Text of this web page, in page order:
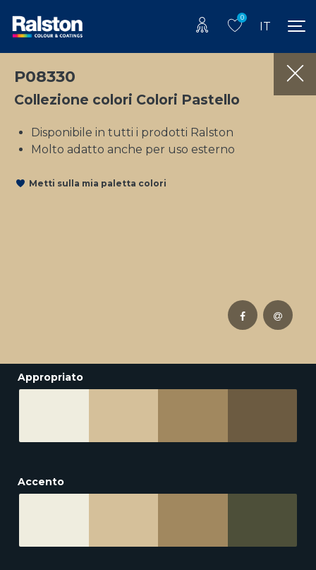
0
IT
P08330
Collezione colori Colori Pastello
Disponibile in tutti i prodotti Ralston
Molto adatto anche per uso esterno
Metti sulla mia paletta colori
Appropriato
Accento